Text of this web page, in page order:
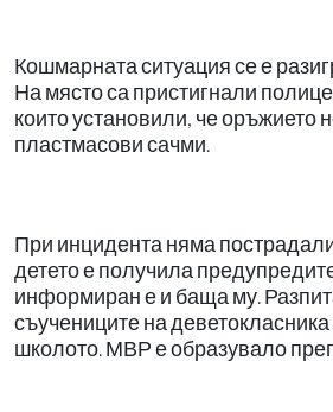
Кошмарната ситуация се е
На място са пристигнали
които установили, че оръжието
пластмасови сачми.
При инцидента няма
детето е получила
информиран е и баща му.
съучениците на
школото. МВР е образувало